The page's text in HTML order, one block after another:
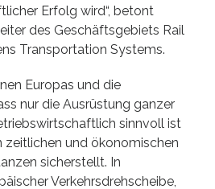
Erfolg wird“, betont
des Geschäftsgebiets Rail
Transportation Systems.
Europas und die
nur die Ausrüstung ganzer
sinnvoll ist
und ökonomischen
sicherstellt. In
Verkehrsdrehscheibe,